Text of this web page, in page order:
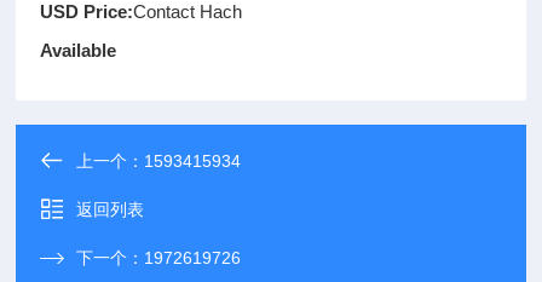
USD Price:Contact Hach
Available
上一个： 1593415934
返回列表
下一个： 1972619726